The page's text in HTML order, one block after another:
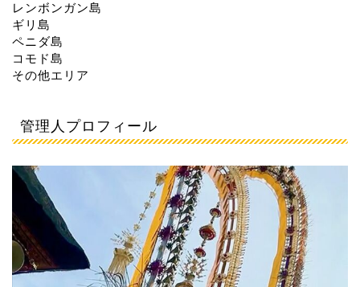
レンボンガン島
ギリ島
ペニダ島
コモド島
その他エリア
管理人プロフィール